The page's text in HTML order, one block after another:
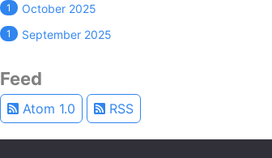
1 October 2025
1 September 2025
Feed
Atom 1.0 RSS